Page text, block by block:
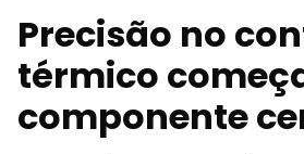
Precisão no
térmico
componente